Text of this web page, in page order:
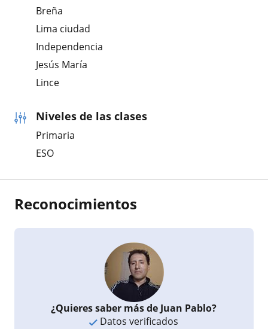
Breña
Lima ciudad
Independencia
Jesús María
Lince
Niveles de las clases
Primaria
ESO
Reconocimientos
¿Quieres saber más de Juan Pablo?
Datos verificados